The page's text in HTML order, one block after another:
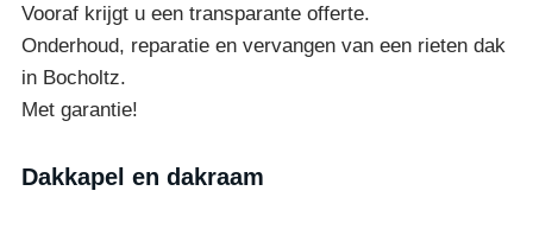
Vooraf krijgt u een transparante offerte.
Onderhoud, reparatie en vervangen van een rieten dak
in Bocholtz.
Met garantie!
Dakkapel en dakraam